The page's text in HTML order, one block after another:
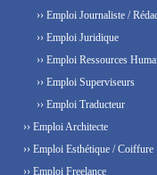
›› Emploi Journaliste /
›› Emploi Juridique
›› Emploi Ressources
›› Emploi Superviseurs
›› Emploi Traducteur
›› Emploi Architecte
›› Emploi Esthétique / Coiffure
›› Emploi Freelance